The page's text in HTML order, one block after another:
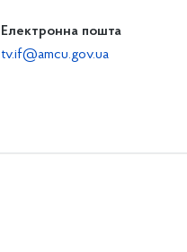
Електронна пошта
tv.if@amcu.gov.ua